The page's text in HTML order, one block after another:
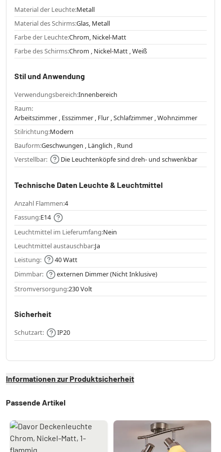
Material der Leuchte:Metall
Material des Schirms:Glas, Metall
Farbe der Leuchte:Chrom, Nickel-Matt
Farbe des Schirms:Chrom , Nickel-Matt , Weiß
Stil und Anwendung
Verwendungsbereich:Innenbereich
Raum:
Arbeitszimmer , Esszimmer , Flur , Schlafzimmer , Wohnzimmer
Stilrichtung:Modern
Bauform:Geschwungen , Länglich , Rund
Verstellbar:
Die Leuchtenköpfe sind dreh- und schwenkbar
Technische Daten Leuchte & Leuchtmittel
Anzahl Flammen:4
Fassung:E14
Leuchtmittel im Lieferumfang:Nein
Leuchtmittel austauschbar:Ja
Leistung:
40 Watt
Dimmbar:
externen Dimmer (Nicht Inklusive)
Stromversorgung:230 Volt
Sicherheit
Schutzart: IP20
Informationen zur Produktsicherheit
Passende Artikel